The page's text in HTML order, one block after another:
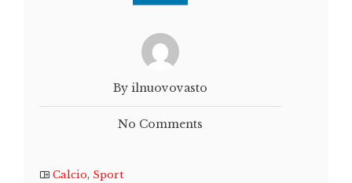
By ilnuovovasto
No Comments
Calcio, Sport